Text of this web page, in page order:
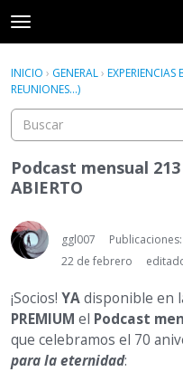
t
o
g
g
l
e
m
e
n
Acceder
Categorías
Hilos
Actividad
Acceder Registrarse
INICIO › GENERAL›
REUNIONES...)
Podcast mensual
ABIERTO
ggl007
22 de febrero
¡Socios! YAdisponible en
PREMIUM el Podcast
que celebramos el 70
para la eternidad: